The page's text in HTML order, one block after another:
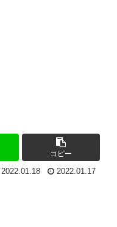
コピー
2022.01.18 2022.01.17